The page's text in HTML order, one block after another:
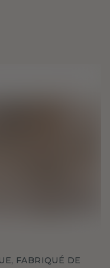
FABRIQUÉ DE